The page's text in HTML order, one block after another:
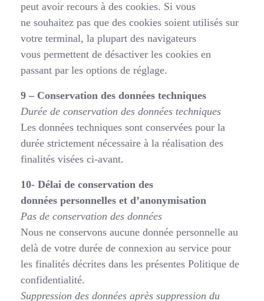
peut avoir recours à des cookies. Si vous
ne souhaitez pas que des cookies soient utilisés sur
votre terminal, la plupart des navigateurs
vous permettent de désactiver les cookies en
passant par les options de réglage.
9 – Conservation des données techniques
Durée de conservation des données techniques
Les données techniques sont conservées pour la
durée strictement nécessaire à la réalisation des
finalités visées ci-avant.
10- Délai de conservation des
données personnelles et d’anonymisation
Pas de conservation des données
Nous ne conservons aucune donnée personnelle au
delà de votre durée de connexion au service pour
les finalités décrites dans les présentes Politique de
confidentialité.
Suppression des données après suppression du